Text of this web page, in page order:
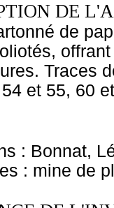
DE
de
Traces
et 55, 60
: Bonnat,
: mine de